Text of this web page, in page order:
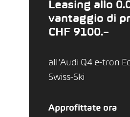
Leasing allo
vantaggio di
CHF 9100.–
all’Audi Q4 e-tron
Swiss-Ski
Approfittate ora